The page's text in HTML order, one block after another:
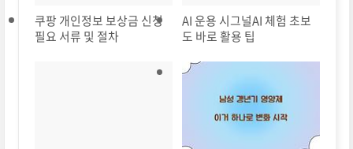
쿠팡 개인정보 보상금 신청
필요 서류 및 절차
AI 운용 시그널AI 체험 초보
도 바로 활용 팁